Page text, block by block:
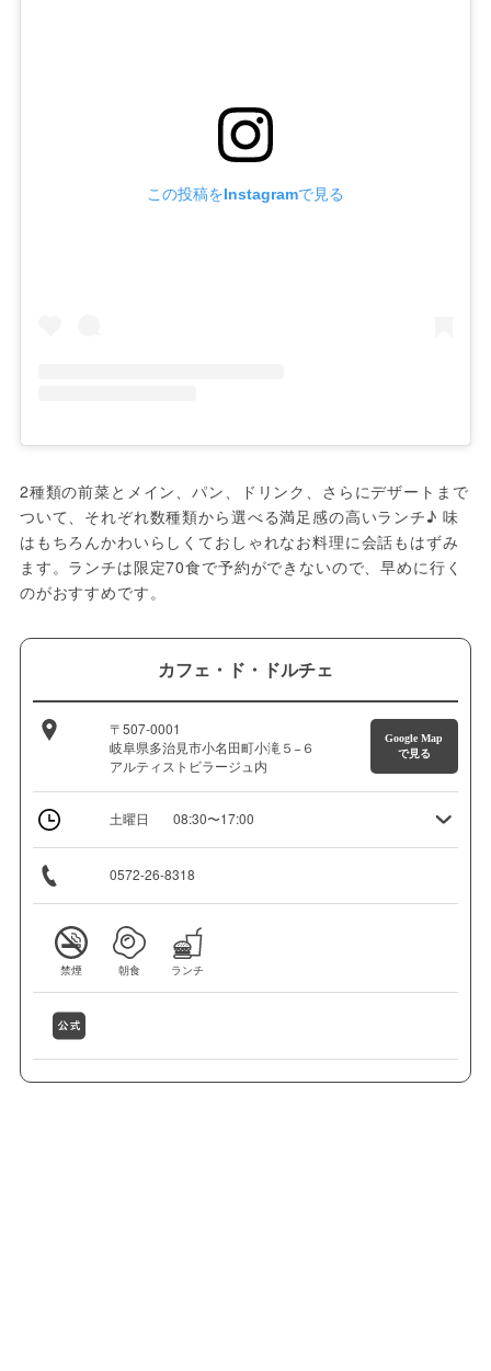
この投稿をInstagramで見る
2種類の前菜とメイン、パン、ドリンク、さらにデザートまで
ついて、それぞれ数種類から選べる満足感の高いランチ♪ 味
はもちろんかわいらしくておしゃれなお料理に会話もはずみ
ます。ランチは限定70食で予約ができないので、早めに行く
のがおすすめです。
カフェ・ド・ドルチェ
〒507-0001
岐阜県多治見市小名田町小滝５−６
アルティストビラージュ内
Google Map
で見る
土曜日 08:30〜17:00
0572-26-8318
禁煙 朝食 ランチ